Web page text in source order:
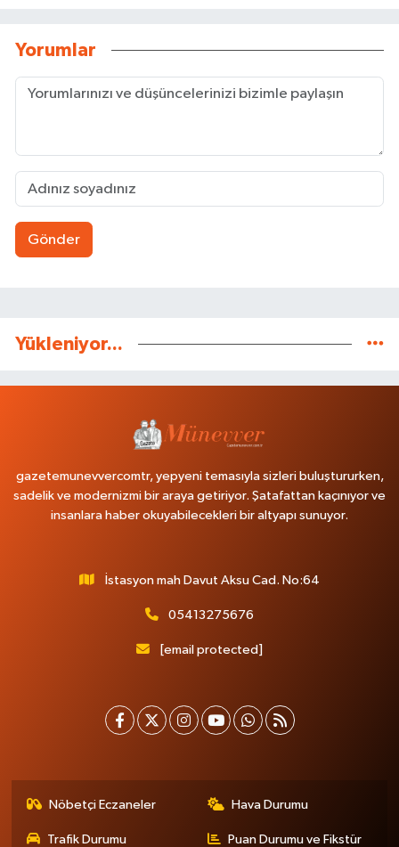
Yorumlar
Gönder
Yükleniyor...
gazetemunevvercomtr, yepyeni temasıyla sizleri buluştururken,
sadelik ve modernizmi bir araya getiriyor. Şatafattan kaçınıyor ve
insanlara haber okuyabilecekleri bir altyapı sunuyor.
İstasyon mah Davut Aksu Cad. No:64
05413275676
[email protected]
Nöbetçi Eczaneler Hava Durumu
Trafik Durumu Puan Durumu ve Fikstür